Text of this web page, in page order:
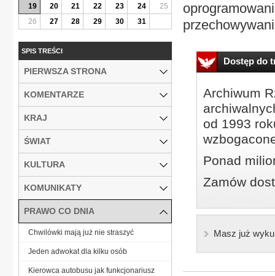
Dostęp do
Archiwum
od 1993
Ponad
Zamów
Masz już
19
20 21 22 23 24
25
26
27 28 29 30 31
SPIS TREŚCI
PIERWSZA STRONA
KOMENTARZE
KRAJ
ŚWIAT
KULTURA
KOMUNIKATY
PRAWO CO DNIA
Chwilówki mają już nie straszyć
Jeden adwokat dla kilku osób
Kierowca autobusu jak funkcjonariusz